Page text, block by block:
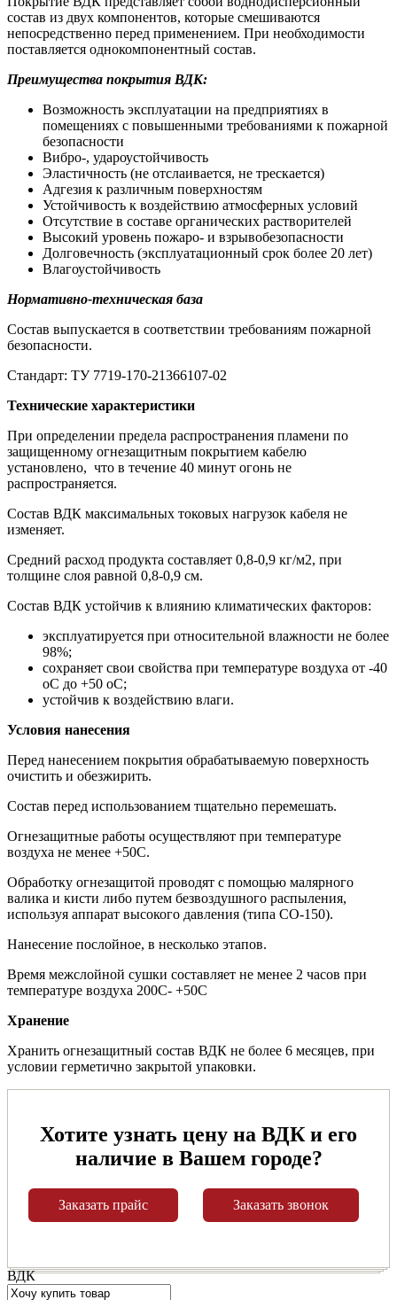
состав из двух компонентов, которые смешиваются
непосредственно перед применением. При необходимости
поставляется однокомпонентный состав.
Преимущества покрытия ВДК:
Возможность эксплуатации на предприятиях в
помещениях с повышенными требованиями к пожарной
безопасности
Вибро-, удароустойчивость
Эластичность (не отслаивается, не трескается)
Адгезия к различным поверхностям
Устойчивость к воздействию атмосферных условий
Отсутствие в составе органических растворителей
Высокий уровень пожаро- и взрывобезопасности
Долговечность (эксплуатационный срок более 20 лет)
Влагоустойчивость
Нормативно-техническая база
Состав выпускается в соответствии требованиям пожарной
безопасности.
Стандарт: ТУ 7719-170-21366107-02
Технические характеристики
При определении предела распространения пламени по
защищенному огнезащитным покрытием кабелю
установлено, что в течение 40 минут огонь не
распространяется.
Состав ВДК максимальных токовых нагрузок кабеля не
изменяет.
Средний расход продукта составляет 0,8-0,9 кг/м2, при
толщине слоя равной 0,8-0,9 см.
Состав ВДК устойчив к влиянию климатических факторов:
эксплуатируется при относительной влажности не более
98%;
сохраняет свои свойства при температуре воздуха от -40
оС до +50 оС;
устойчив к воздействию влаги.
Условия нанесения
Перед нанесением покрытия обрабатываемую поверхность
очистить и обезжирить.
Состав перед использованием тщательно перемешать.
Огнезащитные работы осуществляют при температуре
воздуха не менее +50С.
Обработку огнезащитой проводят с помощью малярного
валика и кисти либо путем безвоздушного распыления,
используя аппарат высокого давления (типа СО-150).
Нанесение послойное, в несколько этапов.
Время межслойной сушки составляет не менее 2 часов при
температуре воздуха 200С- +50С
Хранение
Хранить огнезащитный состав ВДК не более 6 месяцев, при
условии герметично закрытой упаковки.
Хотите узнать цену на ВДК и его
наличие в Вашем городе?
Заказать прайс Заказать звонок
ВДК